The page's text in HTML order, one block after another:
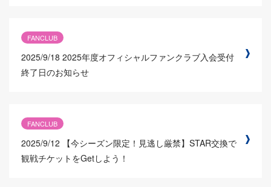
FANCLUB
2025/9/18 2025年度オフィシャルファンクラブ入会受付
終了日のお知らせ
FANCLUB
2025/9/12
【今シーズン限定！見逃し厳禁】STAR交換で
観戦チケットをGetしよう！